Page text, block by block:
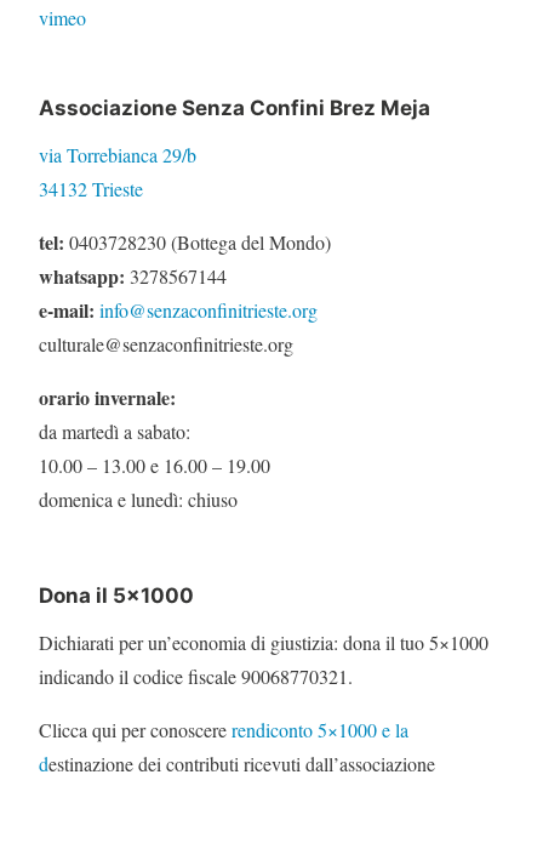
vimeo
Associazione Senza Confini Brez Meja
via Torrebianca 29/b
34132 Trieste
tel: 0403728230 (Bottega del Mondo)
whatsapp: 3278567144
e-mail: info@senzaconfinitrieste.org
culturale@senzaconfinitrieste.org
orario invernale:
da martedì a sabato:
10.00 – 13.00 e 16.00 – 19.00
domenica e lunedì: chiuso
Dona il 5×1000
Dichiarati per un’economia di giustizia: dona il tuo 5×1000
indicando il codice fiscale 90068770321.
Clicca qui per conoscererendiconto 5×1000 e la
destinazione dei contributi ricevuti dall’associazione